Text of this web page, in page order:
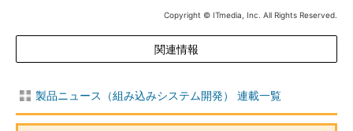
Copyright © ITmedia, Inc. All Rights Reserved.
関連情報
製品ニュース（組み込みシステム開発） 連載一覧